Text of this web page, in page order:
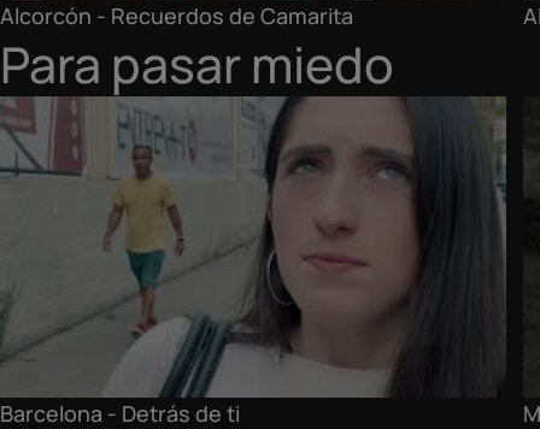
Alcorcón - Recuerdos de Camarita
Para pasar miedo
Barcelona - Detrás de ti